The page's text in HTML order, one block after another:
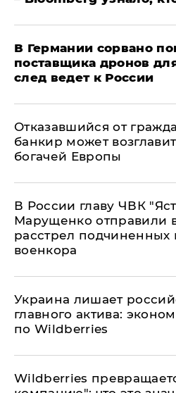
​В Германии сорвано
поставщика дронов
след ведет к России
Отказавшийся от
банкир может
богачей Европы
В России главу ЧВК
Марущенко отправили
расстрел подчиненных
военкора
​Украина лишает
главного актива:
по Wildberries
Wildberries